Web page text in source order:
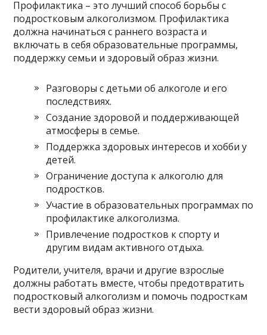
Профилактика – это лучший способ борьбы с
подростковым алкоголизмом. Профилактика
должна начинаться с раннего возраста и
включать в себя образовательные программы,
поддержку семьи и здоровый образ жизни.
Разговоры с детьми об алкоголе и его
последствиях.
Создание здоровой и поддерживающей
атмосферы в семье.
Поддержка здоровых интересов и хобби у
детей.
Ограничение доступа к алкоголю для
подростков.
Участие в образовательных программах по
профилактике алкоголизма.
Привлечение подростков к спорту и
другим видам активного отдыха.
Родители, учителя, врачи и другие взрослые
должны работать вместе, чтобы предотвратить
подростковый алкоголизм и помочь подросткам
вести здоровый образ жизни.